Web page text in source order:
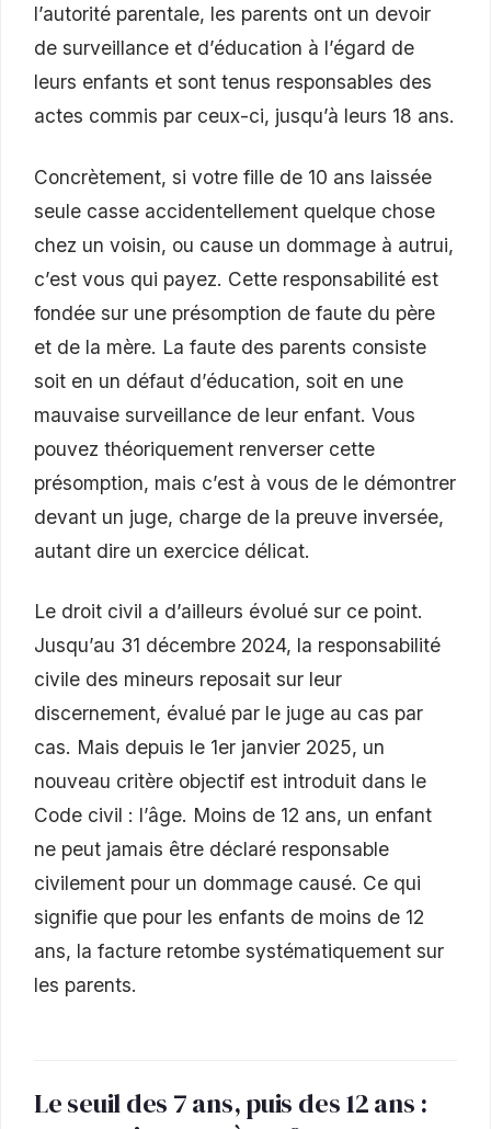
l’autorité parentale, les parents ont un devoir
de surveillance et d’éducation à l’égard de
leurs enfants et sont tenus responsables des
actes commis par ceux-ci, jusqu’à leurs 18 ans.
Concrètement, si votre fille de 10 ans laissée
seule casse accidentellement quelque chose
chez un voisin, ou cause un dommage à autrui,
c’est vous qui payez. Cette responsabilité est
fondée sur une présomption de faute du père
et de la mère. La faute des parents consiste
soit en un défaut d’éducation, soit en une
mauvaise surveillance de leur enfant. Vous
pouvez théoriquement renverser cette
présomption, mais c’est à vous de le démontrer
devant un juge, charge de la preuve inversée,
autant dire un exercice délicat.
Le droit civil a d’ailleurs évolué sur ce point.
Jusqu’au 31 décembre 2024, la responsabilité
civile des mineurs reposait sur leur
discernement, évalué par le juge au cas par
cas. Mais depuis le 1er janvier 2025, un
nouveau critère objectif est introduit dans le
Code civil : l’âge. Moins de 12 ans, un enfant
ne peut jamais être déclaré responsable
civilement pour un dommage causé. Ce qui
signifie que pour les enfants de moins de 12
ans, la facture retombe systématiquement sur
les parents.
Le seuil des 7 ans, puis des 12 ans :